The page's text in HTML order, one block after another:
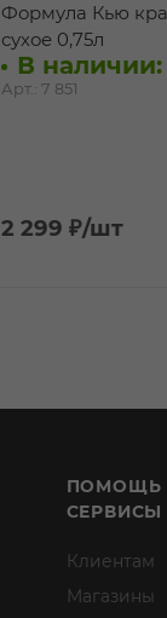
Формула Кью
сухое 0,75л
В наличии:
Арт.: 7 851
2 299 ₽/шт
ПОМОЩЬ
СЕРВИСЫ
Клиентам
Магазины